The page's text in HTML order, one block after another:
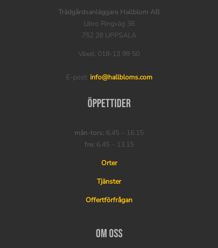
Trädgårdsanläggare Hallblom AB
Libro Ringväg 36
752 28 UPPSALA
Växel: 018-13 99 50
E-post: info@hallbloms.com
Öppettider
mån-tors: 6.45 – 16.15
fre: 6.45 – 13.15
Orter
Tjänster
Offertförfrågan
Om oss